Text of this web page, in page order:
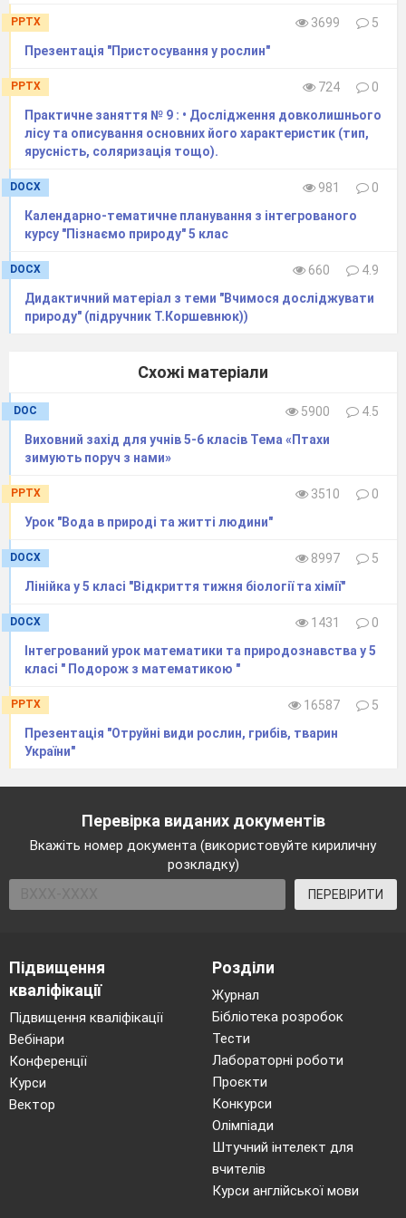
Орієнтовані теми: «Гриби їстівні», «Гриби
отруйні», «Бактерії корисні», «Бактерії, що
викликають хвороби».
PPTX 3699
5
Презентація "Пристосування у рослин"
PPTX 724
0
Практичне заняття № 9 : • Дослідження довколишнього
лісу та описування основних його характеристик (тип,
ярусність, соляризація тощо).
DOCX 981
0
Календарно-тематичне планування з інтегрованого
курсу "Пізнаємо природу" 5 клас
DOCX 660
4.9
Дидактичний матеріал з теми "Вчимося досліджувати
природу" (підручник Т.Коршевнюк))
Схожі матеріали
DOC 5900
4.5
Виховний захід для учнів 5-6 класів Тема «Птахи
зимують поруч з нами»
PPTX 3510
0
Урок "Вода в природі та житті людини"
DOCX 8997
5
Лінійка у 5 класі "Відкриття тижня біології та хімії"
DOCX 1431
0
Інтегрований урок математики та природознавства у 5
класі " Подорож з математикою "
PPTX 16587
5
Презентація "Отруйні види рослин, грибів, тварин
України"
Перевірка виданих документів
Вкажіть номер документа (використовуйте кириличну
розкладку)
ПЕРЕВІРИТИ
Підвищення
кваліфікації
Підвищення кваліфікації
Вебінари
Конференції
Курси
Вектор
Розділи
Журнал
Бібліотека розробок
Тести
Лабораторні роботи
Проєкти
Конкурси
Олімпіади
Штучний інтелект для
вчителів
Курси англійської мови